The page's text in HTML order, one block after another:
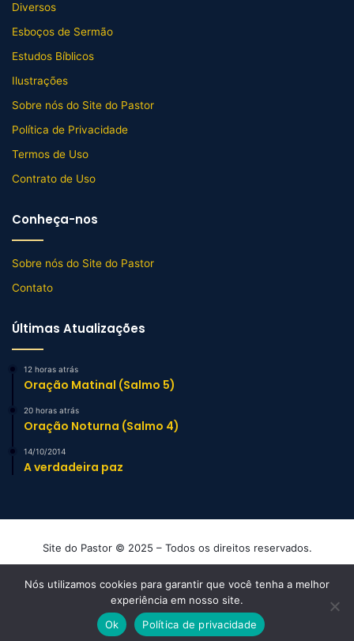
Diversos
Esboços de Sermão
Estudos Bíblicos
Ilustrações
Sobre nós do Site do Pastor
Política de Privacidade
Termos de Uso
Contrato de Uso
Conheça-nos
Sobre nós do Site do Pastor
Contato
Últimas Atualizações
12 horas atrás
Oração Matinal (Salmo 5)
20 horas atrás
Oração Noturna (Salmo 4)
14/10/2014
A verdadeira paz
Site do Pastor © 2025 – Todos os direitos reservados.
FacebookYouTubeInstagram
TikTokWhatsApp
Nós utilizamos cookies para garantir que você tenha a melhor
experiência em nosso site.
Ok
Política de privacidade